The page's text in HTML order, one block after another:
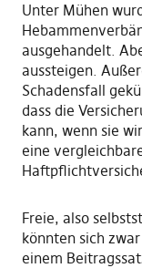
Unter Mühen
ausgehandelt.
aussteigen.
Schadensfall
dass die
kann, wenn sie
eine
Freie, also
könnten sich
einem